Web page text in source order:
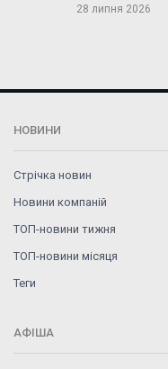
28 липня 2026
НОВИНИ
Стрічка новин
Новини компаній
ТОП-новини тижня
ТОП-новини місяця
Теги
АФІША